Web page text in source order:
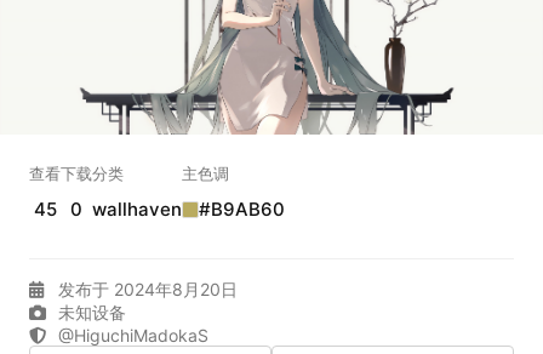
查看
45
下载
0
分类
wallhaven
主色调
#B9AB60
发布于 2024年8月20日
未知设备
@HiguchiMadokaS
在主题许可下可免费使用
信息
弹幕会在下方多行滚动展示；匿名发送有数量和频率限制。
加载弹幕...
正在生成支付二维码...